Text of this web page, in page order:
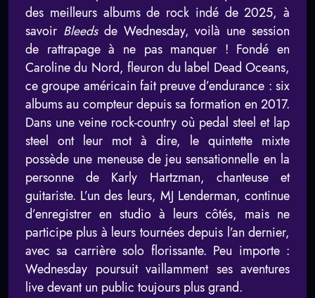
des meilleurs albums de rock indé de 2025, à
savoir Bleedsde Wednesday, voilà une session
de rattrapage à ne pas manquer ! Fondé en
Caroline du Nord, fleuron du label Dead Oceans,
ce groupe américain fait preuve d’endurance : six
albums au compteur depuis sa formation en 2017.
Dans une veine rock-country où pedal steel et lap
steel ont leur mot à dire, le quintette mixte
possède une meneuse de jeu sensationnelle en la
personne de Karly Hartzman, chanteuse et
guitariste. L’un des leurs, MJ Lenderman, continue
d’enregistrer en studio à leurs côtés, mais ne
participe plus à leurs tournées depuis l’an dernier,
avec sa carrière solo florissante. Peu importe :
Wednesday poursuit vaillamment ses aventures
live devant un public toujours plus grand.